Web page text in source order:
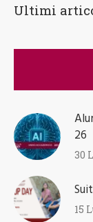
Ultimi
26
30
15